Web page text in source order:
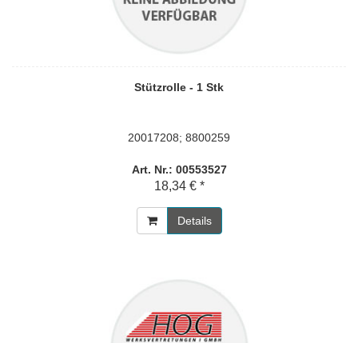
Stützrolle - 1 Stk
20017208; 8800259
Art. Nr.: 00553527
18,34 € *
Details